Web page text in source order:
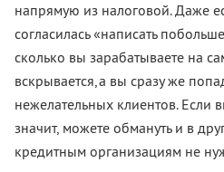
напрямую из налоговой. Даже
согласилась «написать
сколько вы зарабатываете на
вскрывается,а вы сразу же
нежелательных клиентов. Если
значит, можете обмануть и в
кредитным организациям не